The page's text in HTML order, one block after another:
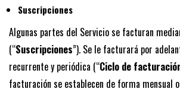
Suscripciones
Algunas partes del Servicio se facturan
(“Suscripciones”). Se le facturará por
recurrente y periódica (“Ciclo de
facturación se establecen de forma mensual